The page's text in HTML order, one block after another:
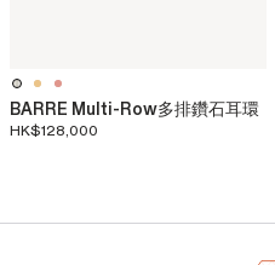
BARRE Multi-Row多排鑽石耳環
HK$128,000